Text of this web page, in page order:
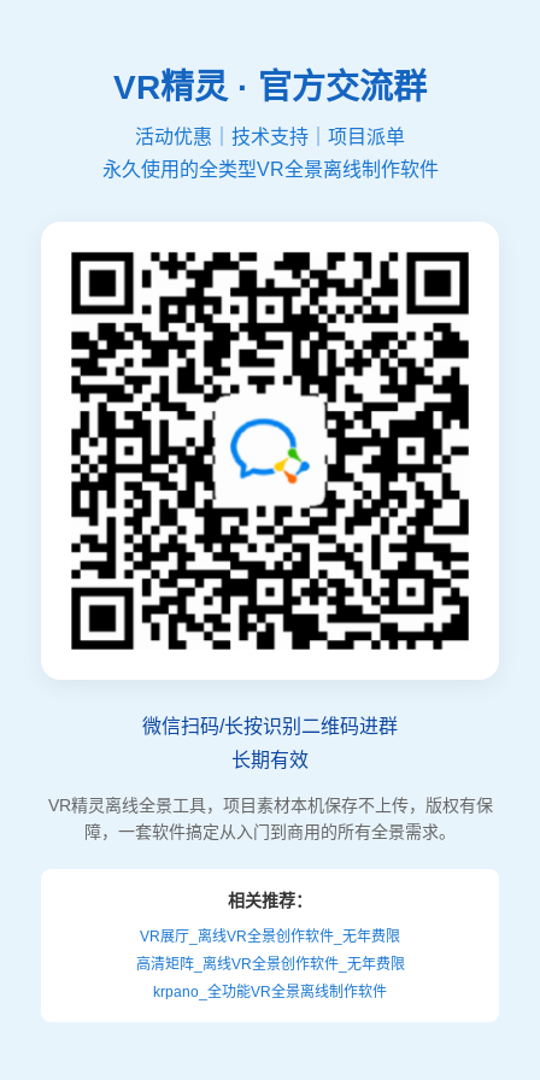
VR精灵 · 官方交流群
活动优惠｜技术支持｜项目派单
永久使用的全类型VR全景离线制作软件
微信扫码/长按识别二维码进群
长期有效
VR精灵离线全景工具，项目素材本机保存不上传，版权有保
障，一套软件搞定从入门到商用的所有全景需求。
相关推荐：
VR展厅_离线VR全景创作软件_无年费限
高清矩阵_离线VR全景创作软件_无年费限
krpano_全功能VR全景离线制作软件